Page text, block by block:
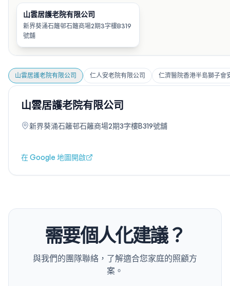
山雲居護老院有限公司
新界葵涌石籬邨石籬商場2期3字樓B319
號舖
山雲居護老院有限公司 仁人安老院有限公司 仁濟醫院香港半島獅子會
山雲居護老院有限公司
新界葵涌石籬邨石籬商場2期3字樓B319號舖
在 Google 地圖開啟
需要個人化建議？
與我們的團隊聯絡，了解適合您家庭的照顧方
案。